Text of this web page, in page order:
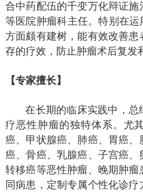
合中药配伍的千变万化辩证施
等医院肿瘤科主任。特别在运
方面颇有建树，能有效改善
存的疗效，防止肿瘤术后复发
【专家擅长】
在长期的临床实践中，
疗恶性肿瘤的独特体系。尤
癌、甲状腺癌、肺癌、胃癌
癌、骨癌、乳腺癌、子宫癌
转移癌等恶性肿瘤、晚期肿
同病患，定制专属个性化诊